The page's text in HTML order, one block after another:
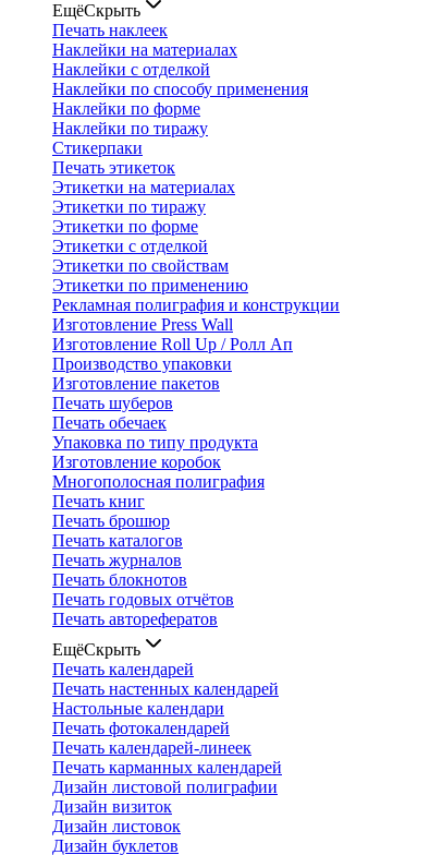
ЕщёСкрыть
Печать наклеек
Наклейки на материалах
Наклейки с отделкой
Наклейки по способу применения
Наклейки по форме
Наклейки по тиражу
Стикерпаки
Печать этикеток
Этикетки на материалах
Этикетки по тиражу
Этикетки по форме
Этикетки с отделкой
Этикетки по свойствам
Этикетки по применению
Рекламная полиграфия и конструкции
Изготовление Press Wall
Изготовление Roll Up / Ролл Ап
Производство упаковки
Изготовление пакетов
Печать шуберов
Печать обечаек
Упаковка по типу продукта
Изготовление коробок
Многополосная полиграфия
Печать книг
Печать брошюр
Печать каталогов
Печать журналов
Печать блокнотов
Печать годовых отчётов
Печать авторефератов
ЕщёСкрыть
Печать календарей
Печать настенных календарей
Настольные календари
Печать фотокалендарей
Печать календарей-линеек
Печать карманных календарей
Дизайн листовой полиграфии
Дизайн визиток
Дизайн листовок
Дизайн буклетов